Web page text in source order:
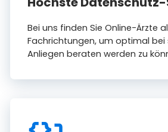
Bei uns finden Sie Online-Ärzte
Fachrichtungen, um optimal bei
Anliegen beraten werden zu